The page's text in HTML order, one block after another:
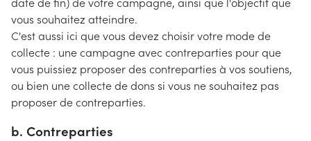
vous souhaitez atteindre.
C'est aussi ici que vous devez choisir votre mode de
collecte : une campagne avec contreparties pour que
vous puissiez proposer des contreparties à vos soutiens,
ou bien une collecte de dons si vous ne souhaitez pas
proposer de contreparties.
b. Contreparties